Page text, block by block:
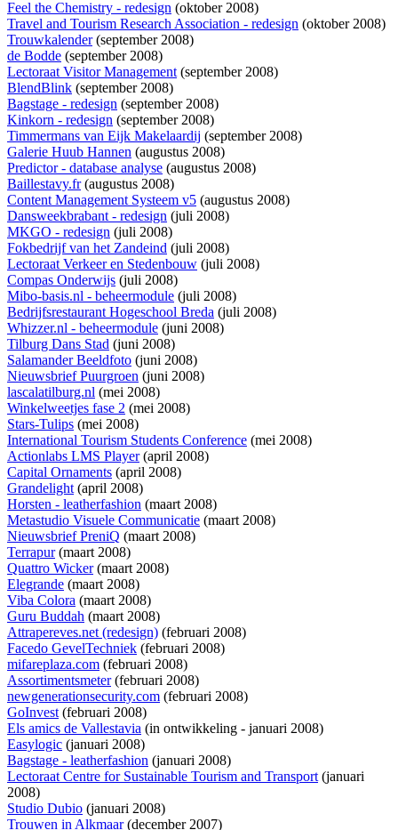
Feel the Chemistry - redesign (oktober 2008)
Travel and Tourism Research Association - redesign (oktober 2008)
Trouwkalender(september 2008)
de Bodde (september 2008)
Lectoraat Visitor Management(september 2008)
BlendBlink (september 2008)
Bagstage - redesign (september 2008)
Kinkorn - redesign (september 2008)
Timmermans van Eijk Makelaardij (september 2008)
Galerie Huub Hannen (augustus 2008)
Predictor - database analyse (augustus 2008)
Baillestavy.fr(augustus 2008)
Content Management Systeem v5 (augustus 2008)
Dansweekbrabant - redesign (juli 2008)
MKGO - redesign (juli 2008)
Fokbedrijf van het Zandeind (juli 2008)
Lectoraat Verkeer en Stedenbouw (juli 2008)
Compas Onderwijs (juli 2008)
Mibo-basis.nl - beheermodule (juli 2008)
Bedrijfsrestaurant Hogeschool Breda (juli 2008)
Whizzer.nl - beheermodule (juni 2008)
Tilburg Dans Stad (juni 2008)
Salamander Beeldfoto (juni 2008)
Nieuwsbrief Puurgroen (juni 2008)
lascalatilburg.nl (mei 2008)
Winkelweetjes fase 2 (mei 2008)
Stars-Tulips (mei 2008)
International Tourism Students Conference (mei 2008)
Actionlabs LMS Player(april 2008)
Capital Ornaments (april 2008)
Grandelight(april 2008)
Horsten - leatherfashion (maart 2008)
Metastudio Visuele Communicatie (maart 2008)
Nieuwsbrief PreniQ (maart 2008)
Terrapur(maart 2008)
Quattro Wicker(maart 2008)
Elegrande (maart 2008)
Viba Colora (maart 2008)
Guru Buddah (maart 2008)
Attrapereves.net (redesign) (februari 2008)
Facedo GevelTechniek (februari 2008)
mifareplaza.com (februari 2008)
Assortimentsmeter(februari 2008)
newgenerationsecurity.com (februari 2008)
GoInvest(februari 2008)
Els amics de Vallestavia (in ontwikkeling - januari 2008)
Easylogic (januari 2008)
Bagstage - leatherfashion (januari 2008)
Lectoraat Centre for Sustainable Tourism and Transport(januari
2008)
Studio Dubio (januari 2008)
Trouwen in Alkmaar(december 2007)